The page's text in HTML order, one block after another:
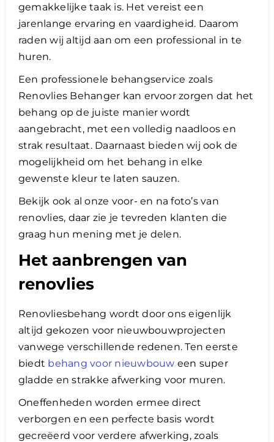
gemakkelijke taak is. Het vereist een
jarenlange ervaring en vaardigheid. Daarom
raden wij altijd aan om een professional in te
huren.
Een professionele behangservice zoals
Renovlies Behanger kan ervoor zorgen dat het
behang op de juiste manier wordt
aangebracht, met een volledig naadloos en
strak resultaat. Daarnaast bieden wij ook de
mogelijkheid om het behang in elke
gewenste kleur te laten sauzen.
Bekijk ook al onze voor- en na foto’s van
renovlies, daar zie je tevreden klanten die
graag hun mening met je delen.
Het aanbrengen van
renovlies
Renovliesbehang wordt door ons eigenlijk
altijd gekozen voor nieuwbouwprojecten
vanwege verschillende redenen. Ten eerste
biedt behang voor nieuwbouw een super
gladde en strakke afwerking voor muren.
Oneffenheden worden ermee direct
verborgen en een perfecte basis wordt
gecreëerd voor verdere afwerking, zoals